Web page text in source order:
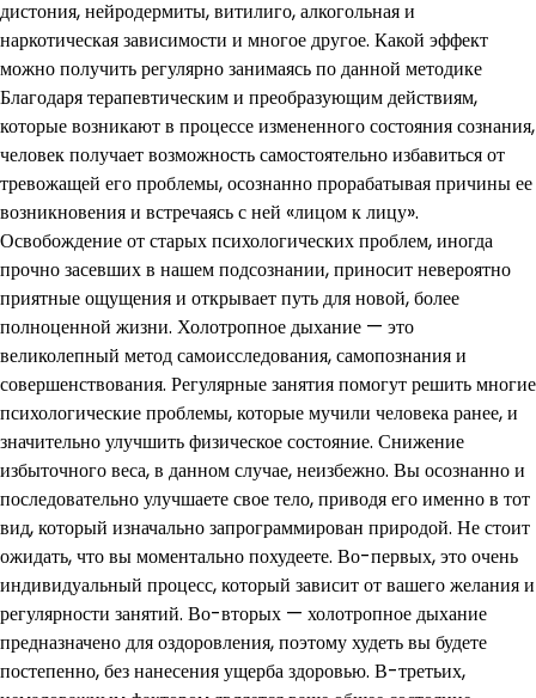
дистония, нейродермиты, витилиго, алкогольная и
наркотическая зависимости и многое другое. Какой эффект
можно получить регулярно занимаясь по данной методике
Благодаря терапевтическим и преобразующим действиям,
которые возникают в процессе измененного состояния сознания,
человек получает возможность самостоятельно избавиться от
тревожащей его проблемы, осознанно прорабатывая причины ее
возникновения и встречаясь с ней «лицом к лицу».
Освобождение от старых психологических проблем, иногда
прочно засевших в нашем подсознании, приносит невероятно
приятные ощущения и открывает путь для новой, более
полноценной жизни. Холотропное дыхание — это
великолепный метод самоисследования, самопознания и
совершенствования. Регулярные занятия помогут решить многие
психологические проблемы, которые мучили человека ранее, и
значительно улучшить физическое состояние. Снижение
избыточного веса, в данном случае, неизбежно. Вы осознанно и
последовательно улучшаете свое тело, приводя его именно в тот
вид, который изначально запрограммирован природой. Не стоит
ожидать, что вы моментально похудеете. Во-первых, это очень
индивидуальный процесс, который зависит от вашего желания и
регулярности занятий. Во-вторых — холотропное дыхание
предназначено для оздоровления, поэтому худеть вы будете
постепенно, без нанесения ущерба здоровью. В-третьих,